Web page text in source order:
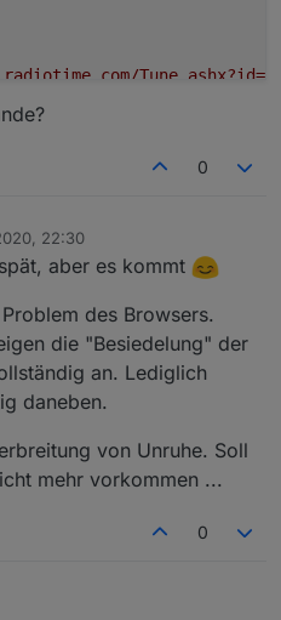
Public
streams/
0
22:30
aber es kommt
des Browsers.
die "Besiedelung" der
an. Lediglich
daneben.
von Unruhe. Soll
mehr vorkommen ...
0